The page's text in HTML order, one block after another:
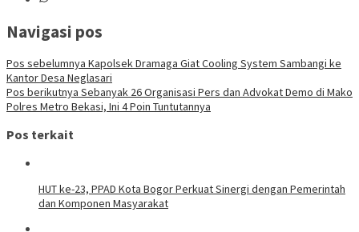
Navigasi pos
Pos sebelumnya Kapolsek Dramaga Giat Cooling System Sambangi ke
Kantor Desa Neglasari
Pos berikutnya Sebanyak 26 Organisasi Pers dan Advokat Demo di Mako
Polres Metro Bekasi, Ini 4 Poin Tuntutannya
Pos terkait
HUT ke-23, PPAD Kota Bogor Perkuat Sinergi dengan Pemerintah
dan Komponen Masyarakat